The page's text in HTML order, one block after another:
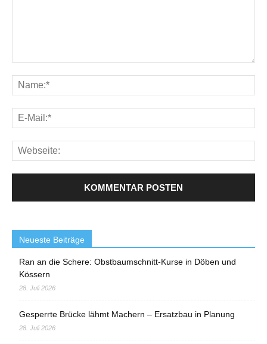
Neueste Beiträge
Ran an die Schere: Obstbaumschnitt-Kurse in Döben und
Kössern
28. Juli 2026
Gesperrte Brücke lähmt Machern – Ersatzbau in Planung
28. Juli 2026